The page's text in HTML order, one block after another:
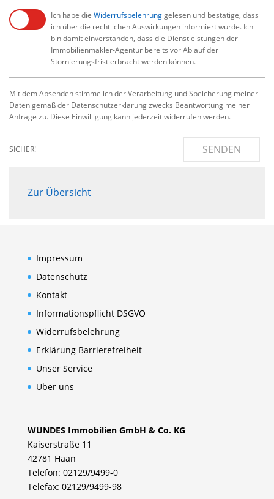
Ich habe die Widerrufsbelehrunggelesen und bestätige, dass
ich über die rechtlichen Auswirkungen informiert wurde. Ich
bin damit einverstanden, dass die Dienstleistungen der
Immobilienmakler-Agentur bereits vor Ablauf der
Stornierungsfrist erbracht werden können.
Mit dem Absenden stimme ich der Verarbeitung und Speicherung meiner
Daten gemäß der Datenschutzerklärung zwecks Beantwortung meiner
Anfrage zu. Diese Einwilligung kann jederzeit widerrufen werden.
SICHER! SENDEN
Zur Übersicht
Impressum
Datenschutz
Kontakt
Informationspflicht DSGVO
Widerrufsbelehrung
Erklärung Barrierefreiheit
Unser Service
Über uns
WUNDES Immobilien GmbH & Co. KG
Kaiserstraße 11
42781 Haan
Telefon: 02129/9499-0
Telefax: 02129/9499-98